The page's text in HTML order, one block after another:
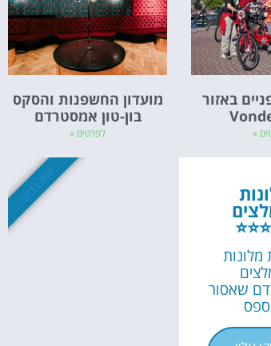
באזור
»
מועדון החשפנות והסקס
בון-טון אמסטרדם
לפרטים »
מלונות
שאסור
שווה בדיקה